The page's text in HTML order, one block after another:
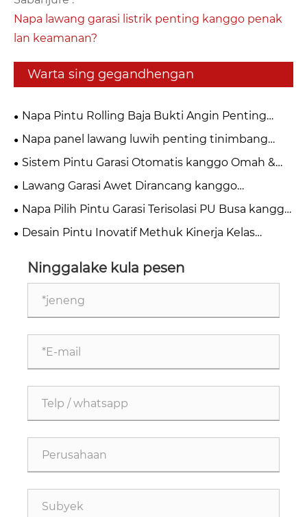
Napa lawang garasi listrik penting kanggo penak
lan keamanan?
Warta sing gegandhengan
Napa Pintu Rolling Baja Bukti Angin Penting
kanggo Keamanan Industri Modern?
Napa panel lawang luwih penting tinimbang
sing sampeyan pikirake?
Sistem Pintu Garasi Otomatis kanggo Omah &
Bisnis
Lawang Garasi Awet Dirancang kanggo
Gunakake Jangka Panjang
Napa Pilih Pintu Garasi Terisolasi PU Busa kanggo
Omah Modern?
Desain Pintu Inovatif Methuk Kinerja Kelas
Ninggalake kula pesen